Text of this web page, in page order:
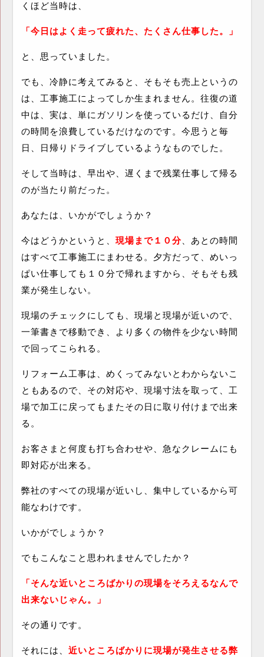
くほど当時は、
「今日はよく走って疲れた、たくさん仕事した。」
と、思っていました。
でも、冷静に考えてみると、そもそも売上というの
は、工事施工によってしか生まれません。往復の道
中は、実は、単にガソリンを使っているだけ、自分
の時間を浪費しているだけなのです。今思うと毎
日、日帰りドライブしているようなものでした。
そして当時は、早出や、遅くまで残業仕事して帰る
のが当たり前だった。
あなたは、いかがでしょうか？
今はどうかというと、 現場まで１０分、あとの時間
はすべて工事施工にまわせる。夕方だって、めいっ
ぱい仕事しても１０分で帰れますから、そもそも残
業が発生しない。
現場のチェックにしても、現場と現場が近いので、
一筆書きで移動でき、より多くの物件を少ない時間
で回ってこられる。
リフォーム工事は、めくってみないとわからないこ
ともあるので、その対応や、現場寸法を取って、工
場で加工に戻ってもまたその日に取り付けまで出来
る。
お客さまと何度も打ち合わせや、急なクレームにも
即対応が出来る。
弊社のすべての現場が近いし、集中しているから可
能なわけです。
いかがでしょうか？
でもこんなこと思われませんでしたか？
「そんな近いところばかりの現場をそろえるなんで
出来ないじゃん。」
その通りです。
それには、 近いところばかりに現場が発生させる弊